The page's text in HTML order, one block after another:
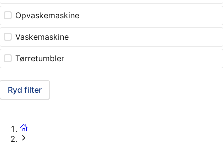
Opvaskemaskine
Vaskemaskine
Tørretumbler
Ryd filter